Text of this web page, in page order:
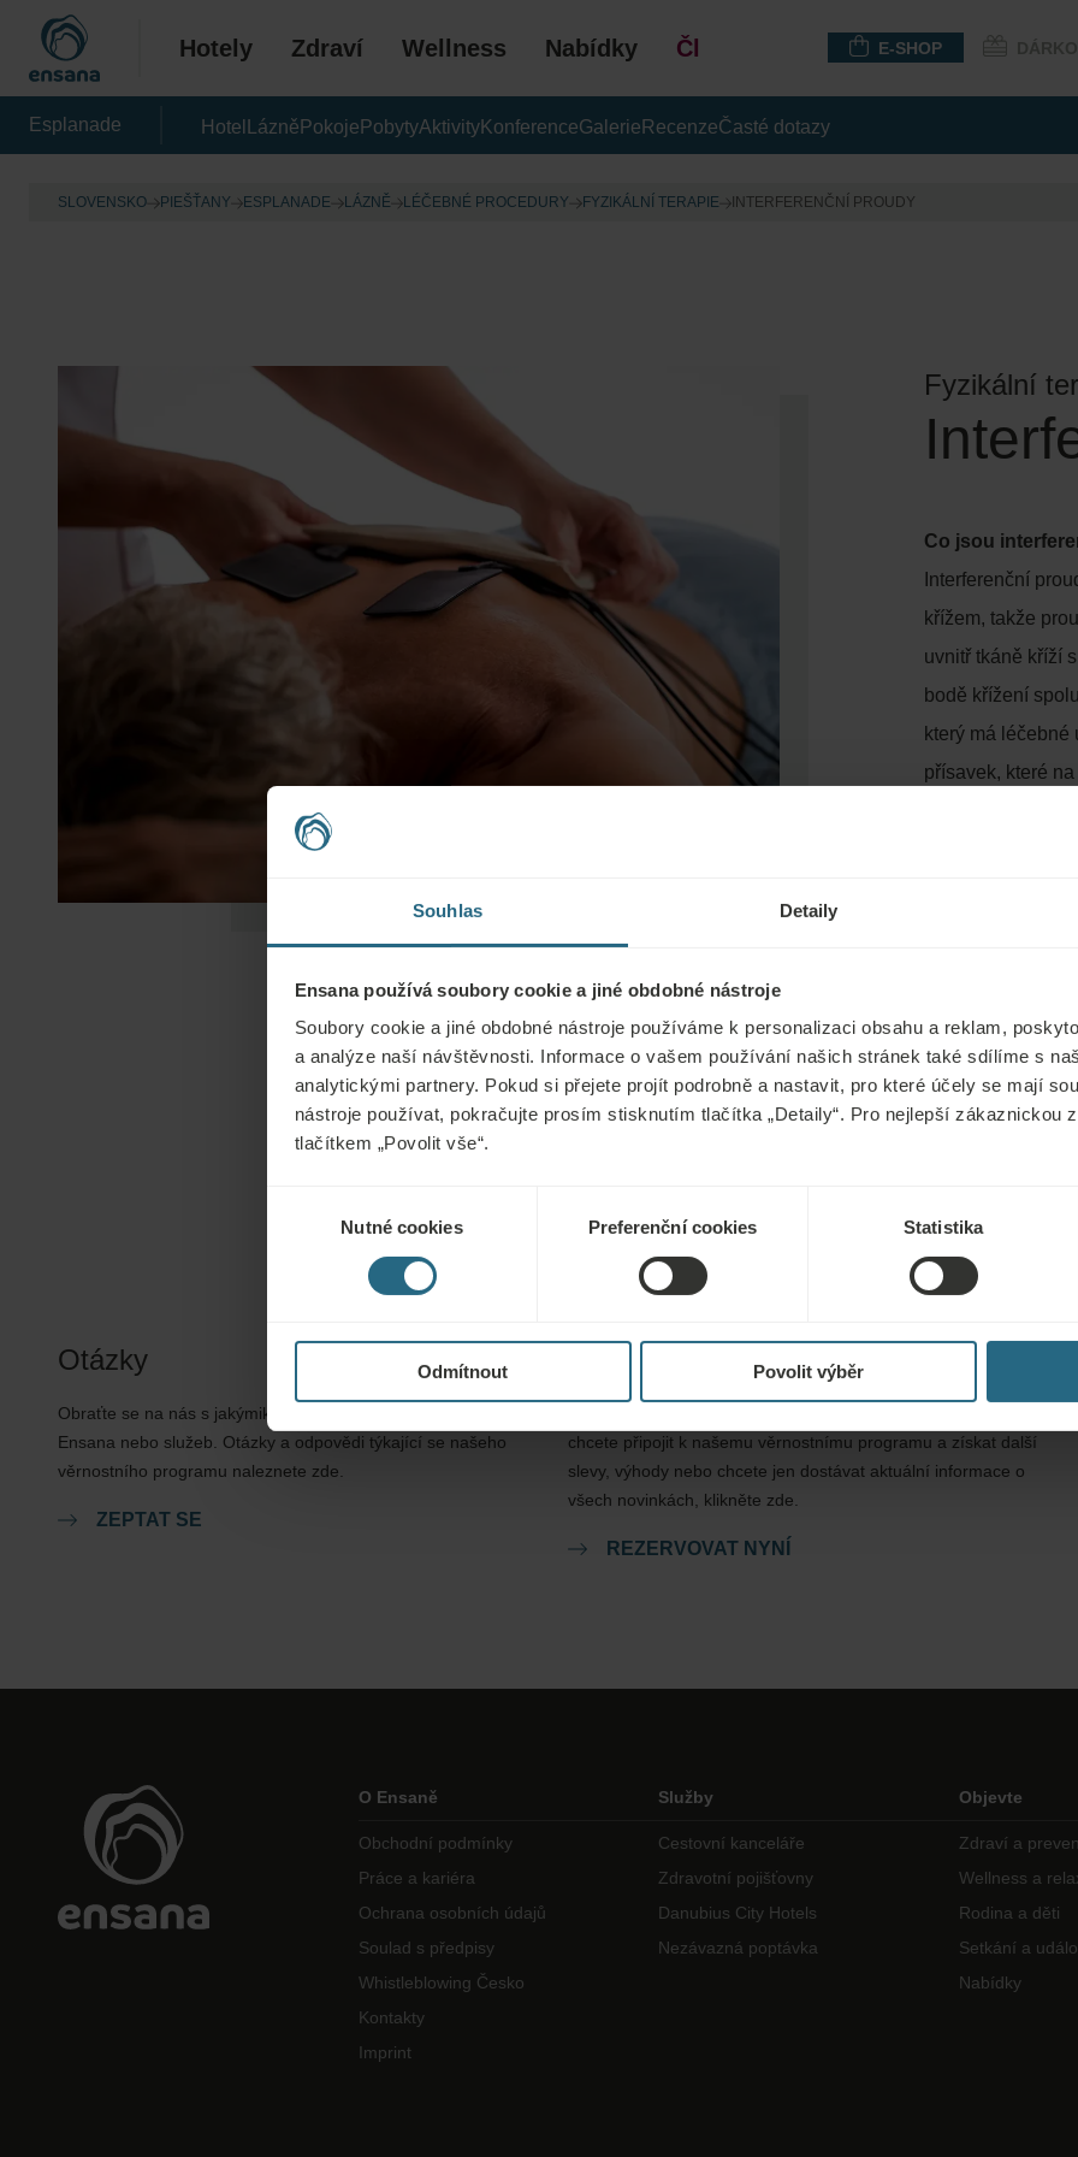
Souhlas Detaily
Ensana používá soubory cookie a jiné obdobné nástroje
Soubory cookie a jiné obdobné nástroje používáme k personalizaci obsahu a reklam,
a analýze naší návštěvnosti. Informace o vašem používání našich stránek také sdílíme s
analytickými partnery. Pokud si přejete projít podrobně a nastavit, pro které účely se mají
nástroje používat, pokračujte prosím stisknutím tlačítka „Detaily“. Pro nejlepší zákaznickou
tlačítkem „Povolit vše“.
Nutné cookies Preferenční cookies Statistika
Odmítnout Povolit výběr
Hotely Zdraví Wellness Nabídky Členství E-SHOP
Esplanade Hotel Lázně Pokoje PobytyAktivityKonferenceGalerie RecenzeČasté dotazy
SLOVENSKO PIEŠŤANY ESPLANADE LÁZNĚ LÉČEBNÉ PROCEDURY FYZIKÁLNÍ TERAPIE INTERFERENČNÍ PROUDY
Fyzikální
Co jsou
Interferenční
křížem, takže
uvnitř tkáně kříží
bodě křížení
který má léčebné
přísavek, které
Jak
Účinky této
frekvenci v
zlepšení
coby svalová
stresové
bolesti, a ty v
Otázky
Obraťte se na nás s jakýmikoli dotazy ohledně našich hotelů
Ensana nebo služeb. Otázky a odpovědi týkající se našeho
věrnostního programu naleznete zde.
ZEPTAT SE
chcete připojit k našemu věrnostnímu programu a získat další
slevy, výhody nebo chcete jen dostávat aktuální informace o
všech novinkách, klikněte zde.
REZERVOVAT NYNÍ
O Ensaně
Obchodní podmínky
Práce a kariéra
Ochrana osobních údajů
Soulad s předpisy
Whistleblowing Česko
Kontakty
Imprint
Služby
Cestovní kanceláře
Zdravotní pojišťovny
Danubius City Hotels
Nezávazná poptávka
Objevte
Zdraví a
Wellness a
Rodina a děti
Setkání a
Nabídky